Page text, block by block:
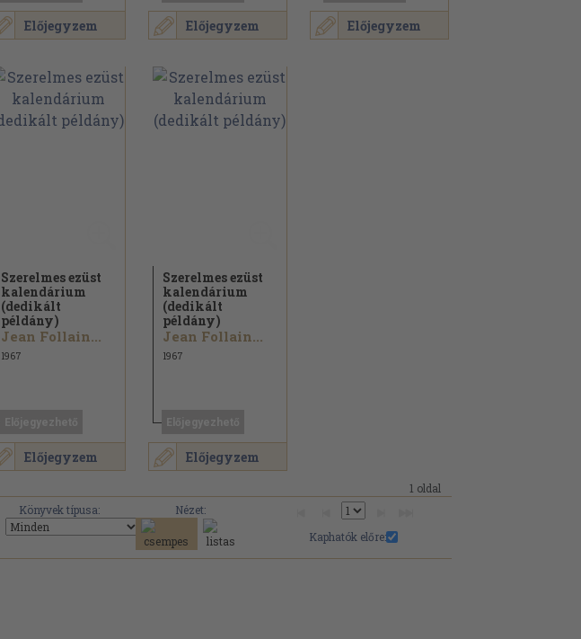
Előjegyzem Előjegyzem Előjegyzem
Előjegyzem
Szerelmes ezüst
kalendárium
(dedikált
példány)
Jean Follain...
1967
Előjegyzem
Szerelmes ezüst
kalendárium
(dedikált
példány)
Jean Follain...
1967
1 oldal
Könyvek típusa:
Nézet:
Kaphatók előre: